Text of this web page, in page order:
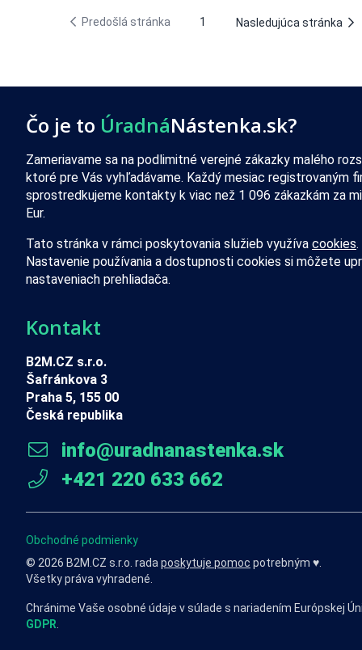
Predošlá stránka 1 Nasledujúca stránka
Čo je to ÚradnáNástenka.sk?
Zameriavame sa na podlimitné verejné zákazky malého
ktoré pre Vás vyhľadávame. Každý mesiac registrovaným
sprostredkujeme kontakty k viac než 1 096 zákazkám za
Eur.
Tato stránka v rámci poskytovania služieb využíva cookies.
Nastavenie používania a dostupnosti cookies si môžete
nastaveniach prehliadača.
Kontakt
B2M.CZ s.r.o.
Šafránkova 3
Praha 5, 155 00
Česká republika
info@uradnanastenka.sk
+421 220 633 662
Obchodné podmienky
© 2026 B2M.CZ s.r.o. rada poskytuje pomoc potrebným ♥️.
Všetky práva vyhradené.
Chránime Vaše osobné údaje v súlade s nariadením Európskej
GDPR